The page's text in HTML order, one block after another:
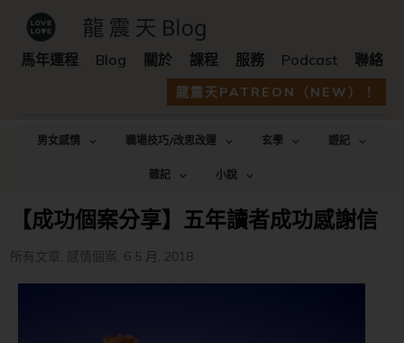
馬年運程 Blog 關於 課程 服務 Podcast 聯絡
龍震天PATREON（NEW）！
男女感情 職場技巧/改思改運 玄學
遊記
雜記
小說
【成功個案分享】五年讀者成功感謝信
所有文章 , 感情個案, 6 5 月, 2018